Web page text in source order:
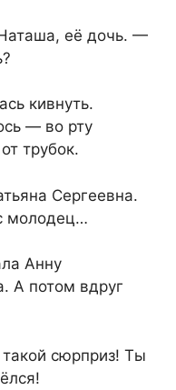
её дочь. —
кивнуть.
— во рту
трубок.
Сергеевна.
молодец…
Анну
А потом вдруг
сюрприз! Ты